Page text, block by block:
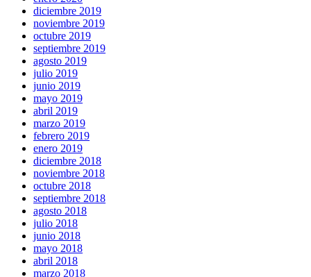
diciembre 2019
noviembre 2019
octubre 2019
septiembre 2019
agosto 2019
julio 2019
junio 2019
mayo 2019
abril 2019
marzo 2019
febrero 2019
enero 2019
diciembre 2018
noviembre 2018
octubre 2018
septiembre 2018
agosto 2018
julio 2018
junio 2018
mayo 2018
abril 2018
marzo 2018